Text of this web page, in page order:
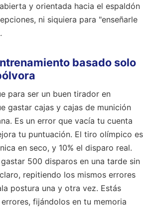
y orientada hacia el espaldón
ni siquiera para "enseñarle
basado solo
para ser un buen tirador en
gastar cajas y cajas de munición
Es un error que vacía tu cuenta
tu puntuación. El tiro olímpico es
en seco, y 10% el disparo real.
500 disparos en una tarde sin
repitiendo los mismos errores
postura una y otra vez. Estás
fijándolos en tu memoria